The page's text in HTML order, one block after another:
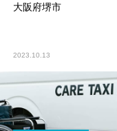
大阪府堺市
2023.10.13